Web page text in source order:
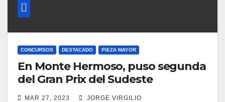
CONCURSOS DESTACADO PIEZA MAYOR
En Monte Hermoso, puso segunda
del Gran Prix del Sudeste
MAR 27, 2023 JORGE VIRGILIO